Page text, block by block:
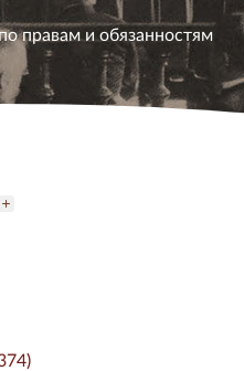
правам и обязанностям